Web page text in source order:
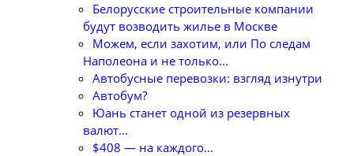
Белорусские строительные компании
будут возводить жилье в Москве
Можем, если захотим, или По следам
Наполеона и не только...
Автобусные перевозки: взгляд изнутри
Автобум?
Юань станет одной из резервных
валют...
$408 — на каждого...